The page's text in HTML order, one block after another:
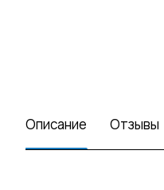
Описание Отзывы